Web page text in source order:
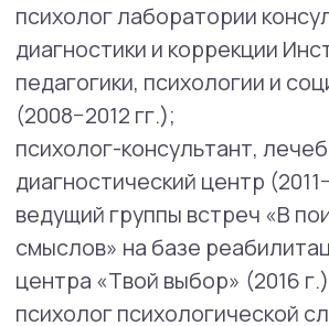
трудности выбора, неуверенность,
тревоги, страхи, конфликты,
противоречия;
эмоциональное напряжение
в критические периоды жизни
(кризисы): подростковые проблемы,
кризис среднего возраста, кризис
старости;
тяжелое эмоциональное состояние,
связанное с утратами
и травмирующими ситуациями;
жертвы насилия, жертвы буллинга,
травли детей в школе;
трудности в профессиональном